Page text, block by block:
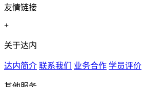
友情链接
+
关于达内
达内简介 联系我们 业务合作 学员评价